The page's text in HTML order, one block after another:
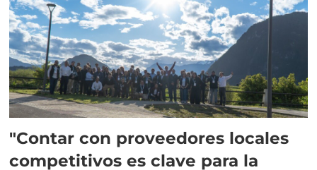
"Contar con proveedores locales
competitivos es clave para la